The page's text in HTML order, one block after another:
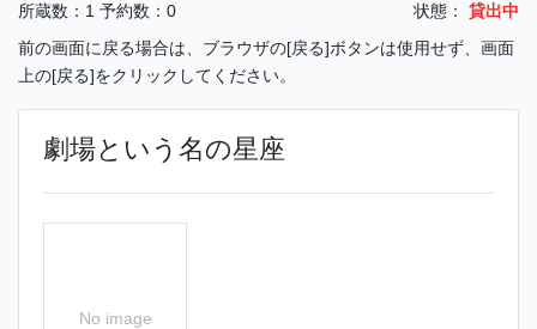
所蔵数：1 予約数：0 状態：
貸出中
前の画面に戻る場合は、ブラウザの[戻る]ボタンは使用せず、画面
上の[戻る]をクリックしてください。
劇場という名の星座
No image